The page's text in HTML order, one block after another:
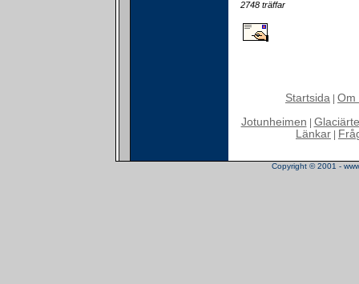
2748 träffar
Startsida Om
Jotunheimen
Länkar
Copyright © 2001 -